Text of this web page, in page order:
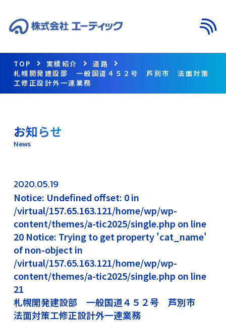
TOP 実績紹介
道路
札幌開発建設部 一般国道４５２号 芦別市 法面対策
工修正設計外一連業務
お知らせ
News
2020.05.19
Notice: Undefined offset: 0 in
/virtual/157.65.163.121/home/wp/wp-
content/themes/a-tic2025/single.php on line
20 Notice: Trying to get property 'cat_name'
of non-object in
/virtual/157.65.163.121/home/wp/wp-
content/themes/a-tic2025/single.php on line
21
札幌開発建設部 一般国道４５２号 芦別市
法面対策工修正設計外一連業務